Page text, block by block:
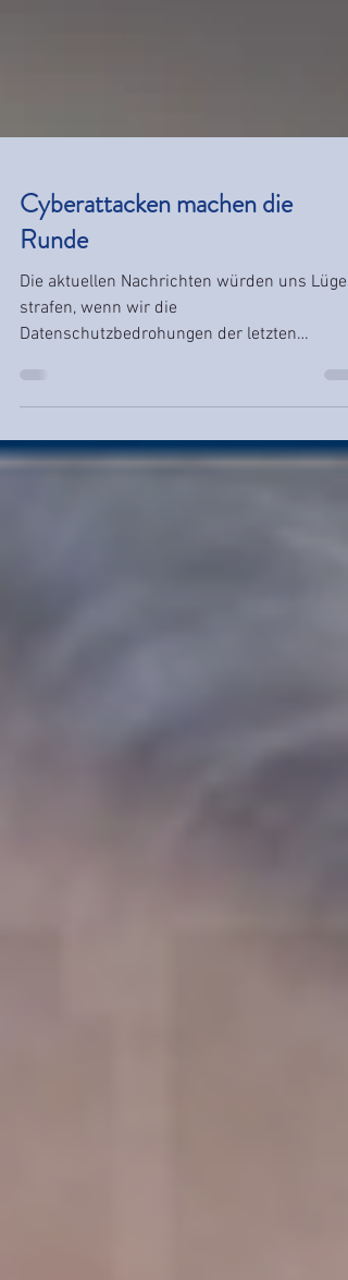
Cyberattacken machen die
Runde
Die aktuellen Nachrichten würden uns Lügen
Datenschutzbedrohungen der letzten
Cyberattacken jetzt unerwähnt ließen.